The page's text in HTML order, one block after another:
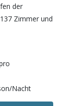
der
Zimmer und
Nacht